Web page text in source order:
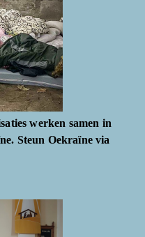
werken samen in
Steun Oekraïne via